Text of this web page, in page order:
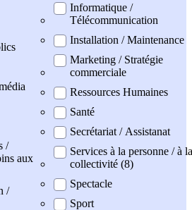
/
aux
/
Informatique /
Télécommunication
Installation / Maintenance
Marketing / Stratégie
commerciale
Ressources Humaines
Santé
Secrétariat / Assistanat
Services à la personne / à la
collectivité (8)
Spectacle
Sport